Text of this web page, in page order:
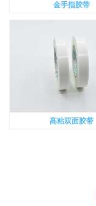
金手指胶带
高粘双面胶带